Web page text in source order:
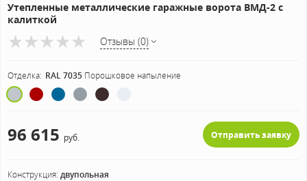
Утепленные металлические гаражные ворота ВМД-2 с
калиткой
Отзывы (0)
Отделка: RAL 7035 Порошковое напыление
96 615 руб. Отправить заявку
Конструкция: двупольная